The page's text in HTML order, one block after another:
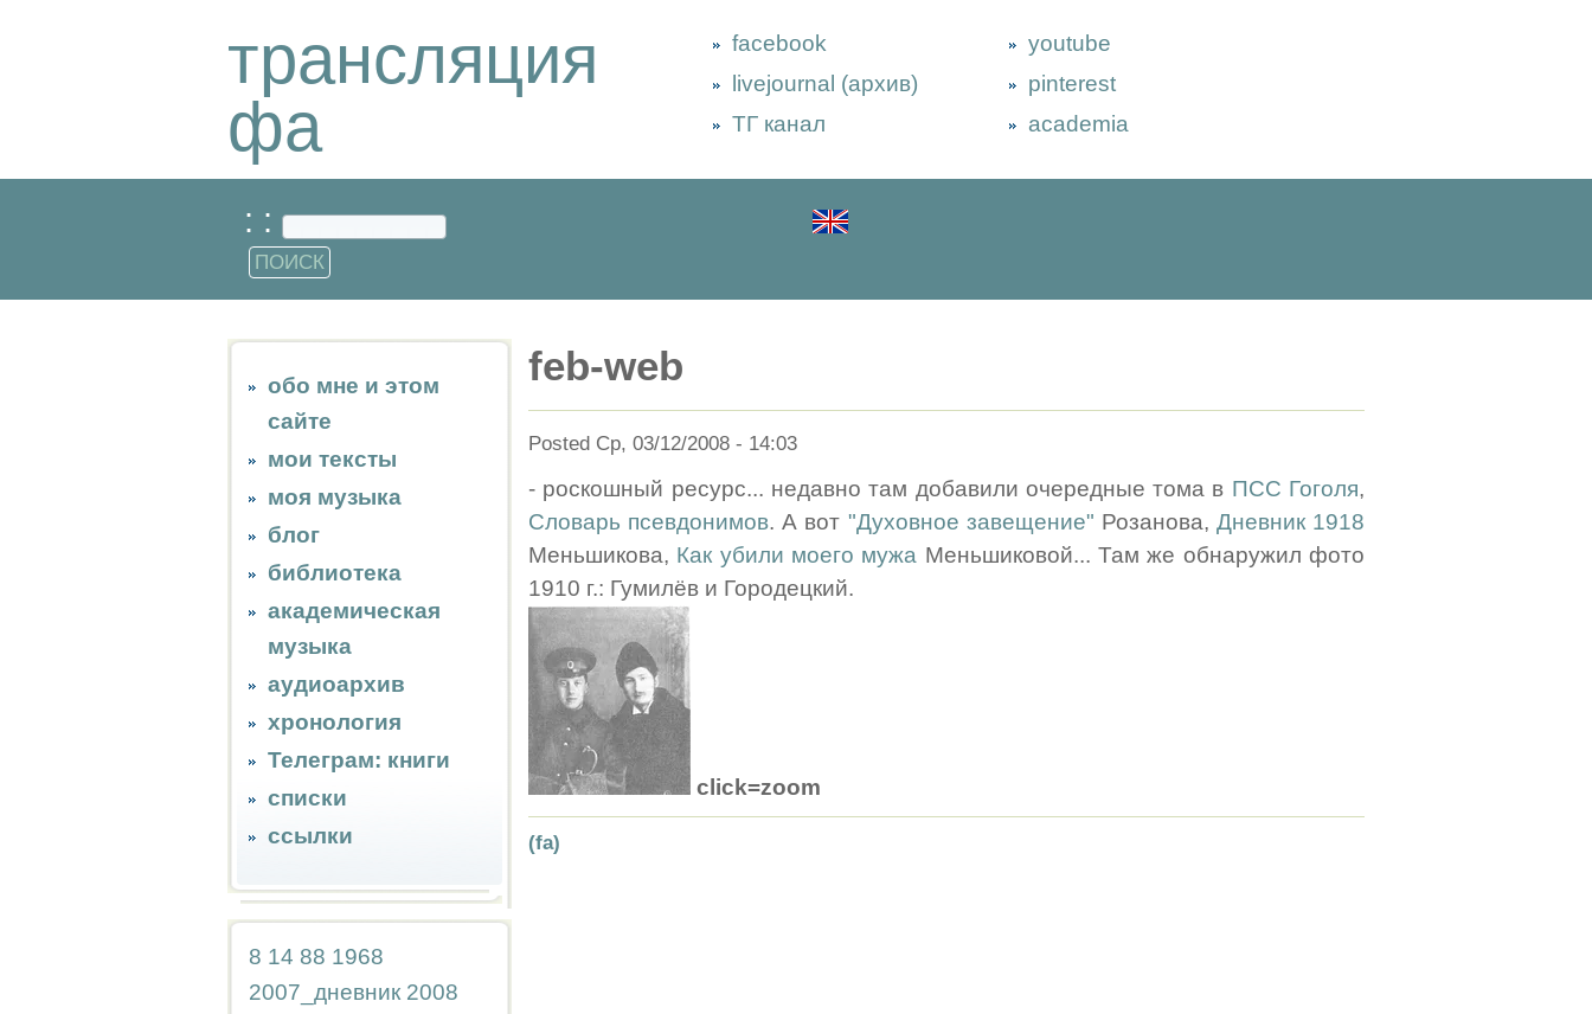
трансляция
фа
facebook
livejournal (архив)
ТГ канал
youtube
pinterest
academia
: :
обо мне и этом
сайте
мои тексты
моя музыка
блог
библиотека
академическая
музыка
аудиоархив
хронология
Телеграм: книги
списки
ссылки
8 14 88 1968
2007_дневник 2008
feb-web
Posted Ср, 03/12/2008 - 14:03
- роскошный ресурс... недавно там добавили очередные тома в ПСС Гоголя,
Словарь псевдонимов. А вот "Духовное завещение" Розанова, Дневник 1918
Меньшикова, Как убили моего мужа Меньшиковой... Там же обнаружил фото
1910 г.: Гумилёв и Городецкий.
click=zoom
(fa)